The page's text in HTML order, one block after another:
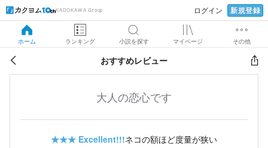
KADOKAWA Group ログイン 新規登録
ホーム ランキング 小説を探す マイページ その他
おすすめレビュー
大人の恋心です
★★★ Excellent!!!ネコの額ほど度量が狭い